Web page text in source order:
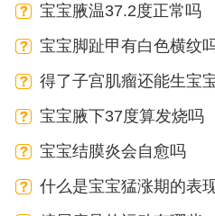
宝宝腋温37.2度正常吗
宝宝脚趾甲有白色横纹
得了子宫肌瘤还能生宝
宝宝腋下37度算发烧吗
宝宝结膜炎会自愈吗
什么是宝宝猛涨期的表